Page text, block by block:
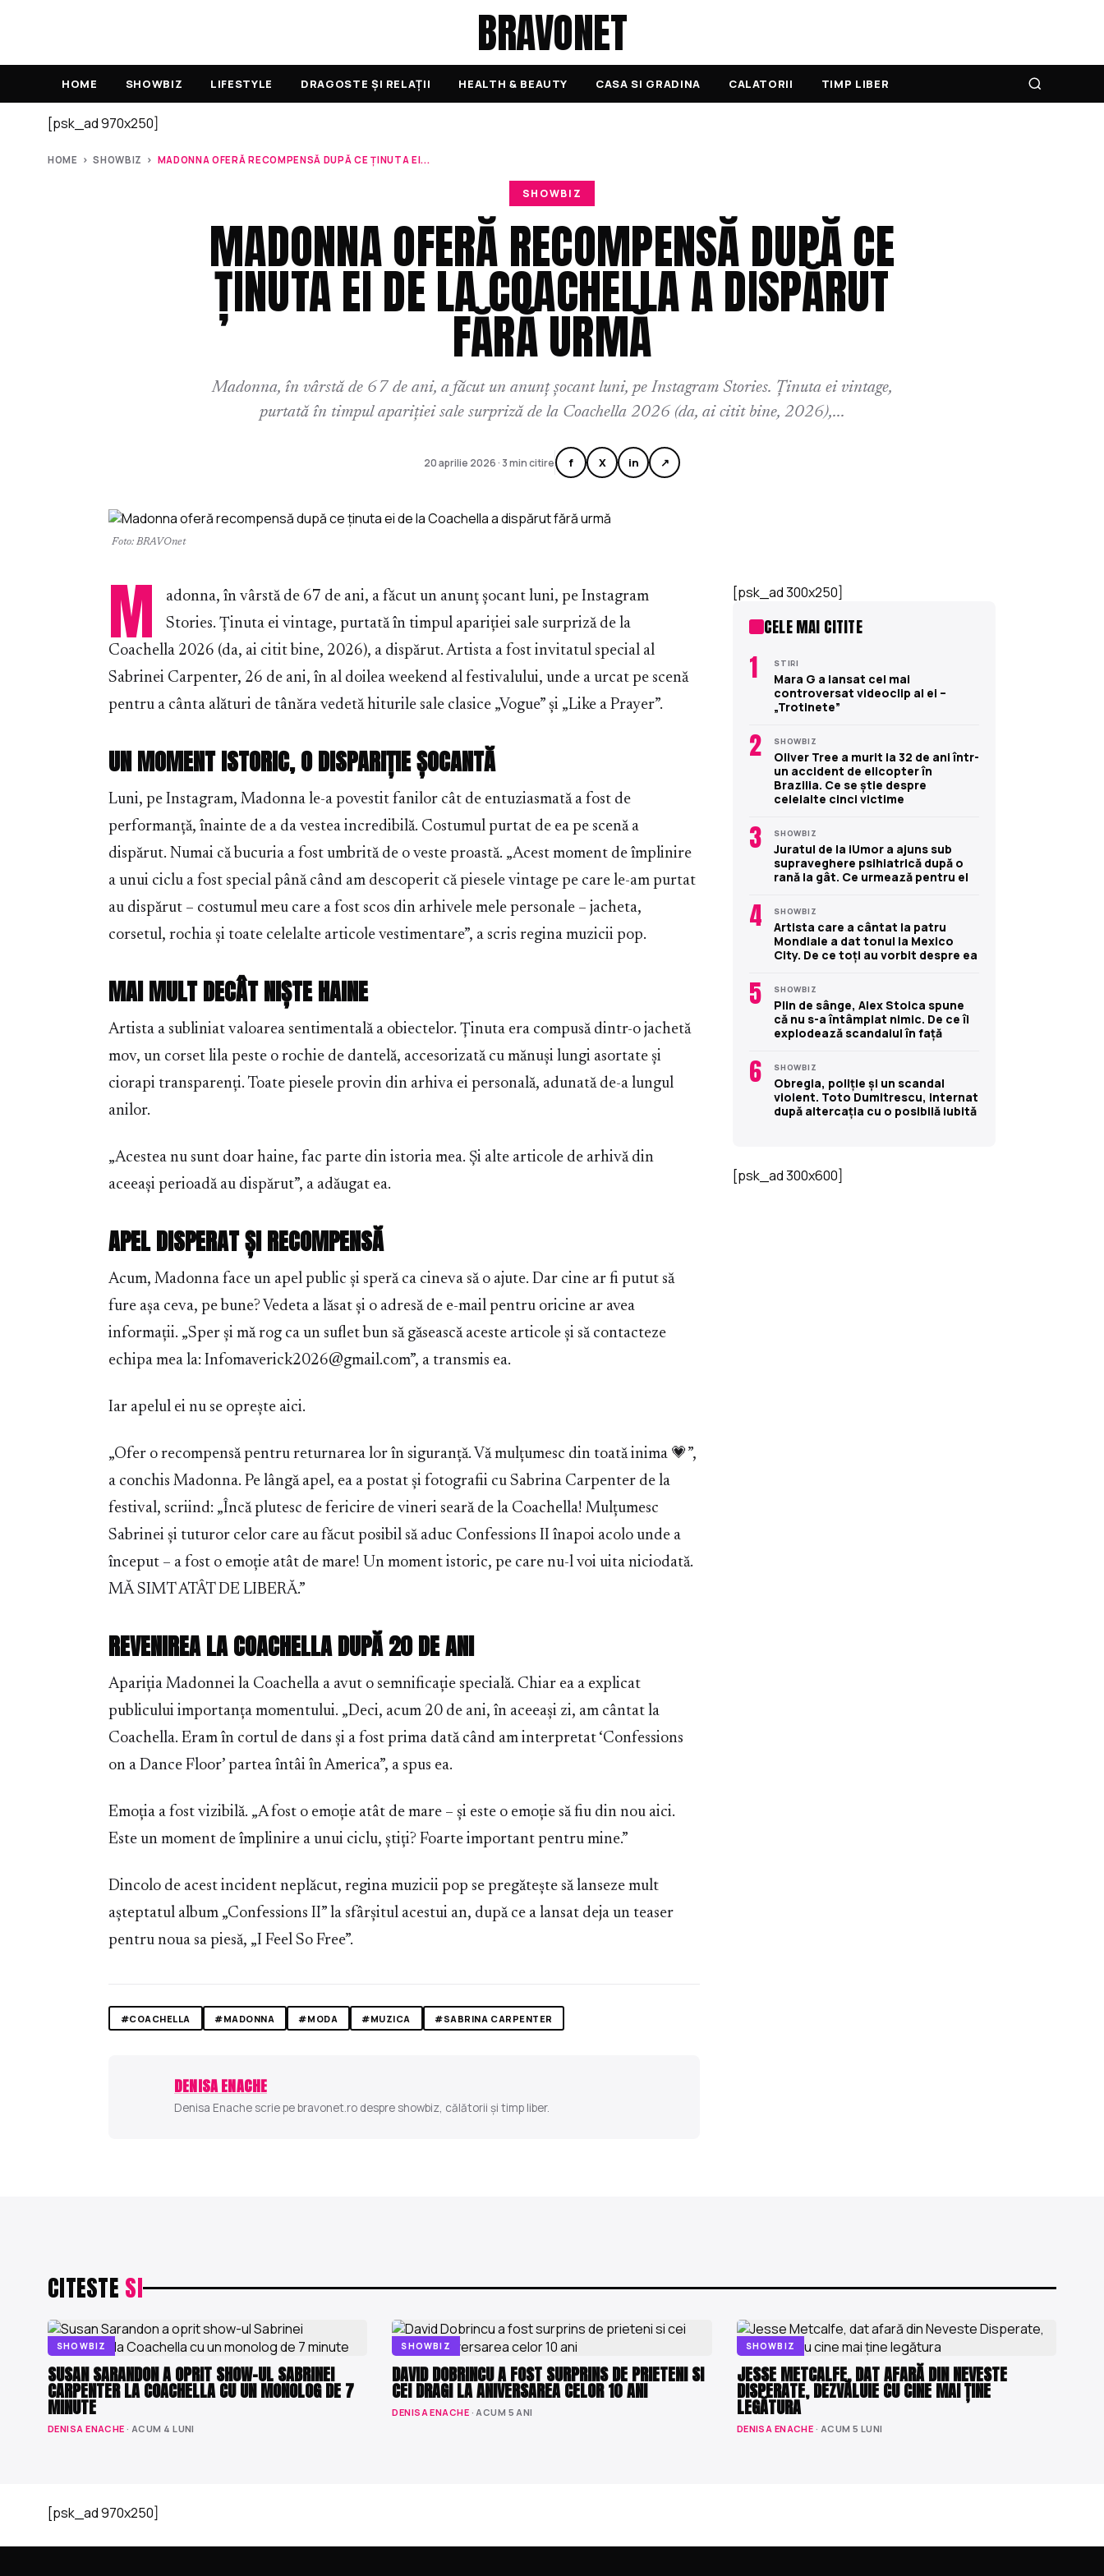
BRAVONET
HOME SHOWBIZ LIFESTYLE DRAGOSTE ȘI RELAȚII HEALTH & BEAUTY CASA SI GRADINA CALATORII TIMP LIBER
[psk_ad 970x250]
HOME ›SHOWBIZ › MADONNA OFERĂ RECOMPENSĂ DUPĂ CE ȚINUTA EI...
SHOWBIZ
MADONNA OFERĂ RECOMPENSĂ DUPĂ CE
ȚINUTA EI DE LA COACHELLA A DISPĂRUT
FĂRĂ URMĂ
Madonna, în vârstă de 67 de ani, a făcut un anunț șocant luni, pe Instagram Stories. Ținuta ei vintage,
purtată în timpul apariției sale surpriză de la Coachella 2026 (da, ai citit bine, 2026),...
20 aprilie 2026 · 3 min citire f X in ↗
Foto: BRAVOnet
M
adonna, în vârstă de 67 de ani, a făcut un anunț șocant luni, pe Instagram
Stories. Ținuta ei vintage, purtată în timpul apariției sale surpriză de la
Coachella 2026 (da, ai citit bine, 2026), a dispărut. Artista a fost invitatul special al
Sabrinei Carpenter, 26 de ani, în al doilea weekend al festivalului, unde a urcat pe scenă
pentru a cânta alături de tânăra vedetă hiturile sale clasice „Vogue” și „Like a Prayer”.
UN MOMENT ISTORIC, O DISPARIȚIE ȘOCANTĂ
Luni, pe Instagram, Madonna le-a povestit fanilor cât de entuziasmată a fost de
performanță, înainte de a da vestea incredibilă. Costumul purtat de ea pe scenă a
dispărut. Numai că bucuria a fost umbrită de o veste proastă. „Acest moment de împlinire
a unui ciclu a fost special până când am descoperit că piesele vintage pe care le-am purtat
au dispărut – costumul meu care a fost scos din arhivele mele personale – jacheta,
corsetul, rochia și toate celelalte articole vestimentare”, a scris regina muzicii pop.
MAI MULT DECÂT NIȘTE HAINE
Artista a subliniat valoarea sentimentală a obiectelor. Ținuta era compusă dintr-o jachetă
mov, un corset lila peste o rochie de dantelă, accesorizată cu mănuși lungi asortate și
ciorapi transparenți. Toate piesele provin din arhiva ei personală, adunată de-a lungul
anilor.
„Acestea nu sunt doar haine, fac parte din istoria mea. Și alte articole de arhivă din
aceeași perioadă au dispărut”, a adăugat ea.
APEL DISPERAT ȘI RECOMPENSĂ
Acum, Madonna face un apel public și speră ca cineva să o ajute. Dar cine ar fi putut să
fure așa ceva, pe bune? Vedeta a lăsat și o adresă de e-mail pentru oricine ar avea
informații. „Sper și mă rog ca un suflet bun să găsească aceste articole și să contacteze
echipa mea la: Infomaverick2026@gmail.com”, a transmis ea.
Iar apelul ei nu se oprește aici.
„Ofer o recompensă pentru returnarea lor în siguranță. Vă mulțumesc din toată inima 💗”,
a conchis Madonna. Pe lângă apel, ea a postat și fotografii cu Sabrina Carpenter de la
festival, scriind: „Încă plutesc de fericire de vineri seară de la Coachella! Mulțumesc
Sabrinei și tuturor celor care au făcut posibil să aduc Confessions II înapoi acolo unde a
început – a fost o emoție atât de mare! Un moment istoric, pe care nu-l voi uita niciodată.
MĂ SIMT ATÂT DE LIBERĂ.”
REVENIREA LA COACHELLA DUPĂ 20 DE ANI
Apariția Madonnei la Coachella a avut o semnificație specială. Chiar ea a explicat
publicului importanța momentului. „Deci, acum 20 de ani, în aceeași zi, am cântat la
Coachella. Eram în cortul de dans și a fost prima dată când am interpretat ‘Confessions
on a Dance Floor’ partea întâi în America”, a spus ea.
Emoția a fost vizibilă. „A fost o emoție atât de mare – și este o emoție să fiu din nou aici.
Este un moment de împlinire a unui ciclu, știți? Foarte important pentru mine.”
Dincolo de acest incident neplăcut, regina muzicii pop se pregătește să lanseze mult
așteptatul album „Confessions II” la sfârșitul acestui an, după ce a lansat deja un teaser
pentru noua sa piesă, „I Feel So Free”.
#COACHELLA #MADONNA #MODA #MUZICA #SABRINA CARPENTER
DENISA ENACHE
Denisa Enache scrie pe bravonet.ro despre showbiz, călătorii și timp liber.
[psk_ad 300x250]
CELE MAI CITITE
1 STIRI
Mara G a lansat cel mai
controversat videoclip al ei –
„Trotinete”
2 SHOWBIZ
Oliver Tree a murit la 32 de ani într-
un accident de elicopter în
Brazilia. Ce se știe despre
celelalte cinci victime
3 SHOWBIZ
Juratul de la iUmor a ajuns sub
supraveghere psihiatrică după o
rană la gât. Ce urmează pentru el
4 SHOWBIZ
Artista care a cântat la patru
Mondiale a dat tonul la Mexico
City. De ce toți au vorbit despre ea
5 SHOWBIZ
Plin de sânge, Alex Stoica spune
că nu s-a întâmplat nimic. De ce îi
explodează scandalul în față
6 SHOWBIZ
Obregia, poliție și un scandal
violent. Toto Dumitrescu, internat
după altercația cu o posibilă iubită
[psk_ad 300x600]
CITESTE SI
SHOWBIZ
SUSAN SARANDON A OPRIT SHOW-UL SABRINEI
CARPENTER LA COACHELLA CU UN MONOLOG DE 7
MINUTE
DENISA ENACHE · ACUM 4 LUNI
SHOWBIZ
DAVID DOBRINCU A FOST SURPRINS DE PRIETENI SI
CEI DRAGI LA ANIVERSAREA CELOR 10 ANI
DENISA ENACHE · ACUM 5 ANI
SHOWBIZ
JESSE METCALFE, DAT AFARĂ DIN NEVESTE
DISPERATE, DEZVĂLUIE CU CINE MAI ȚINE
LEGĂTURA
DENISA ENACHE · ACUM 5 LUNI
[psk_ad 970x250]